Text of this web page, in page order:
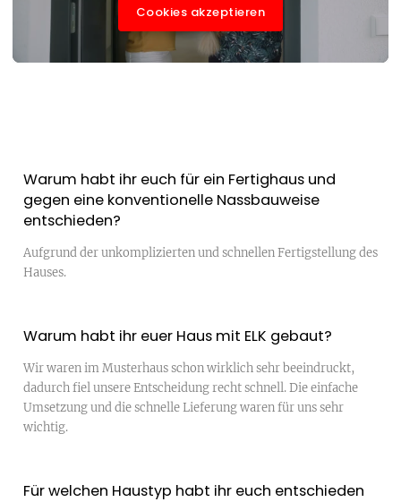
Cookies akzeptieren
Warum habt ihr euch für ein Fertighaus und
gegen eine konventionelle Nassbauweise
entschieden?
Aufgrund der unkomplizierten und schnellen Fertigstellung des
Hauses.
Warum habt ihr euer Haus mit ELK gebaut?
Wir waren im Musterhaus schon wirklich sehr beeindruckt,
dadurch fiel unsere Entscheidung recht schnell. Die einfache
Umsetzung und die schnelle Lieferung waren für uns sehr
wichtig.
Für welchen Haustyp habt ihr euch entschieden